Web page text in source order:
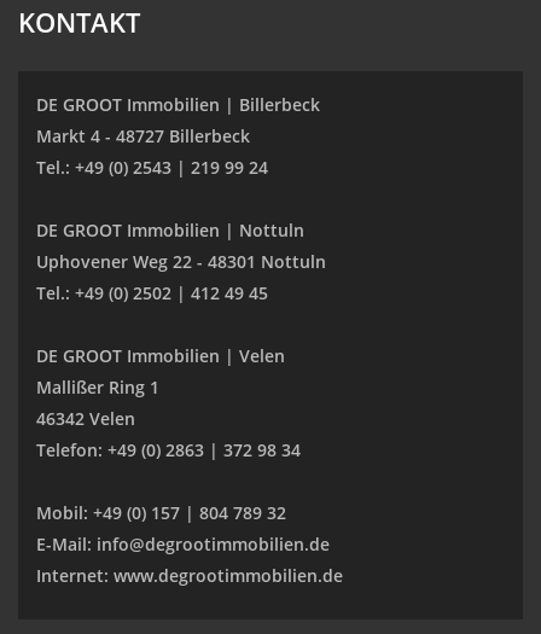
KONTAKT
DE GROOT Immobilien | Billerbeck
Markt 4 - 48727 Billerbeck
Tel.: +49 (0) 2543 | 219 99 24
DE GROOT Immobilien | Nottuln
Uphovener Weg 22 - 48301 Nottuln
Tel.: +49 (0) 2502 | 412 49 45
DE GROOT Immobilien | Velen
Mallißer Ring 1
46342 Velen
Telefon: +49 (0) 2863 | 372 98 34
Mobil: +49 (0) 157 | 804 789 32
E-Mail: info@degrootimmobilien.de
Internet: www.degrootimmobilien.de